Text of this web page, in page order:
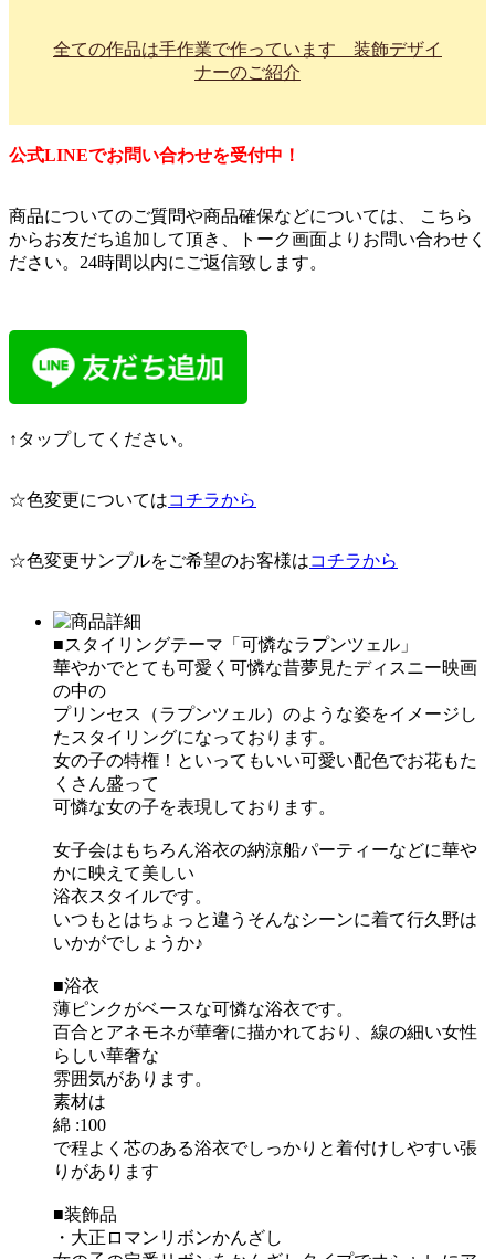
全ての作品は手作業で作っています 装飾デザイ
ナーのご紹介
公式LINEでお問い合わせを受付中！
商品についてのご質問や商品確保などについては、 こちら
からお友だち追加して頂き、トーク画面よりお問い合わせく
ださい。24時間以内にご返信致します。
↑タップしてください。
☆色変更についてはコチラから
☆色変更サンプルをご希望のお客様はコチラから
■スタイリングテーマ「可憐なラプンツェル」
華やかでとても可愛く可憐な昔夢見たディスニー映画
の中の
プリンセス（ラプンツェル）のような姿をイメージし
たスタイリングになっております。
女の子の特権！といってもいい可愛い配色でお花もた
くさん盛って
可憐な女の子を表現しております。
女子会はもちろん浴衣の納涼船パーティーなどに華や
かに映えて美しい
浴衣スタイルです。
いつもとはちょっと違うそんなシーンに着て行久野は
いかがでしょうか♪
■浴衣
薄ピンクがベースな可憐な浴衣です。
百合とアネモネが華奢に描かれており、線の細い女性
らしい華奢な
雰囲気があります。
素材は
綿 :100
で程よく芯のある浴衣でしっかりと着付けしやすい張
りがあります
■装飾品
・大正ロマンリボンかんざし